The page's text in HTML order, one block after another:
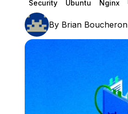
Security Ubuntu Nginx
By Brian Boucheron